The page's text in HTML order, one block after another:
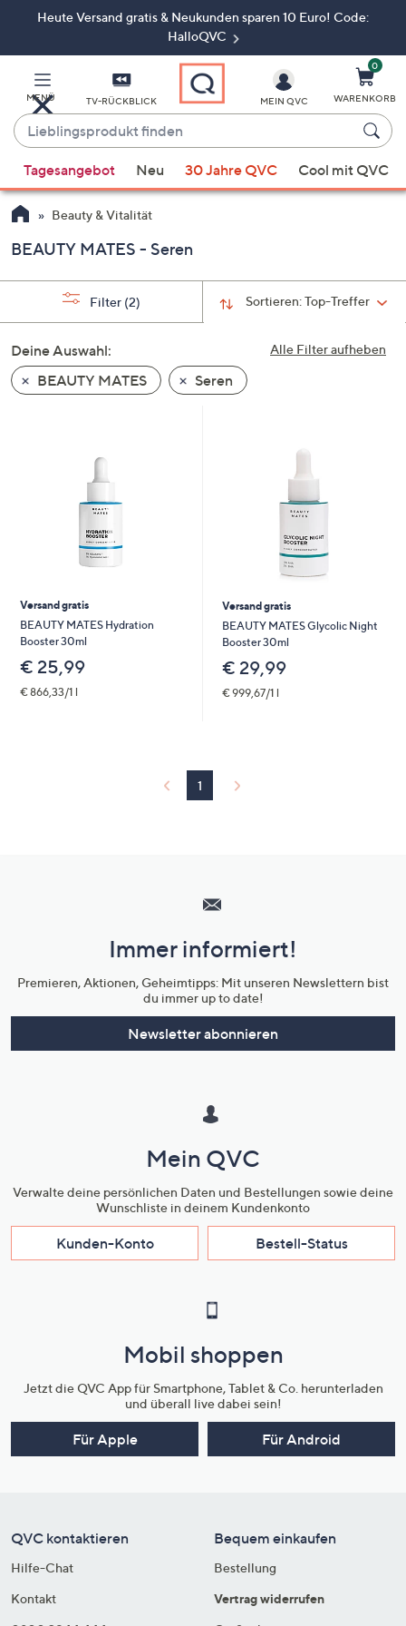
ZumHeute Versand gratis & Neukunden sparen 10 Euro! Code:
HalloQVC
MENÜ TV-RÜCKBLICK
Lieblingsprodukt
finden
Vorschläge
verfügbar
sind,
verwenden
oben
und
nach
bzw.
rechts,
um
anzuzeigen.
MEIN QVC
0
WARENKORB
Tagesangebot Neu 30 Jahre QVC Cool mit QVC
Beauty & Vitalität
BEAUTY MATES - Seren
Sortieren:Top-Treffer
Filter (2)
Alle Filter aufheben
Deine Auswahl:
BEAUTY MATES
Seren
Versand gratis
BEAUTY MATES Hydration
Booster 30ml
€ 25,99
€ 866,33/1 l
Versand gratis
BEAUTY MATES Glycolic Night
Booster 30ml
€ 29,99
€ 999,67/1 l
1
Unternehmensinformationen
Immer informiert!
Premieren, Aktionen, Geheimtipps: Mit unseren Newslettern bist
du immer up to date!
Newsletter abonnieren
Mein QVC
Verwalte deine persönlichen Daten und Bestellungen sowie deine
Wunschliste in deinem Kundenkonto
Kunden-Konto Bestell-Status
Mobil shoppen
Jetzt die QVC App für Smartphone, Tablet & Co. herunterladen
und überall live dabei sein!
Für Apple Für Android
QVC kontaktieren
Hilfe-Chat
Kontakt
Bequem einkaufen
Bestellung
Vertrag widerrufen